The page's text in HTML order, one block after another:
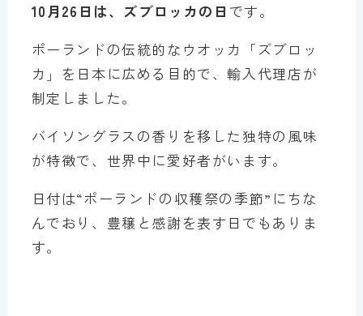
10月26日は、ズブロッカの日 です。
ポーランドの伝統的なウオッカ「ズブロッ
カ」を日本に広める目的で、輸入代理店が
制定しました。
バイソングラスの香りを移した独特の風味
が特徴で、世界中に愛好者がいます。
日付は“ポーランドの収穫祭の季節”にちな
んでおり、豊穣と感謝を表す日でもありま
す。